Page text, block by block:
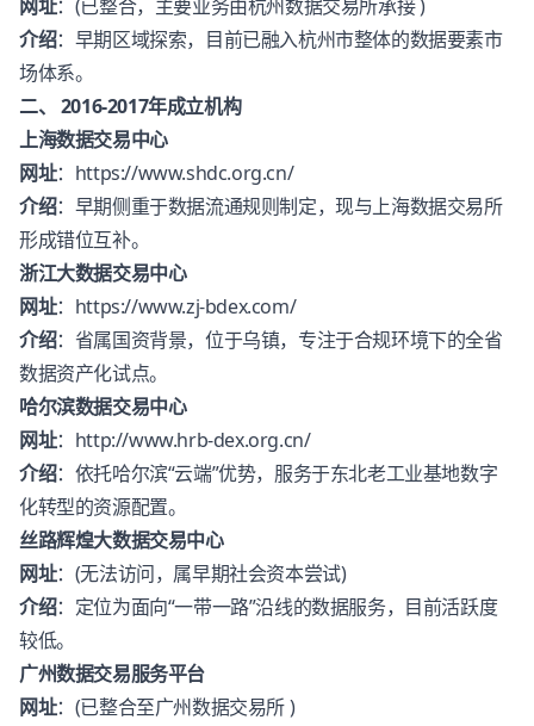
网址：(已整合，主要业务由杭州数据交易所承接 )
介绍：早期区域探索，目前已融入杭州市整体的数据要素市
场体系。
二、 2016-2017年成立机构
上海数据交易中心
网址： https://www.shdc.org.cn/
介绍：早期侧重于数据流通规则制定，现与上海数据交易所
形成错位互补。
浙江大数据交易中心
网址： https://www.zj-bdex.com/
介绍：省属国资背景，位于乌镇，专注于合规环境下的全省
数据资产化试点。
哈尔滨数据交易中心
网址： http://www.hrb-dex.org.cn/
介绍：依托哈尔滨“云端”优势，服务于东北老工业基地数字
化转型的资源配置。
丝路辉煌大数据交易中心
网址：(无法访问，属早期社会资本尝试)
介绍：定位为面向“一带一路”沿线的数据服务，目前活跃度
较低。
广州数据交易服务平台
网址：(已整合至广州数据交易所 )